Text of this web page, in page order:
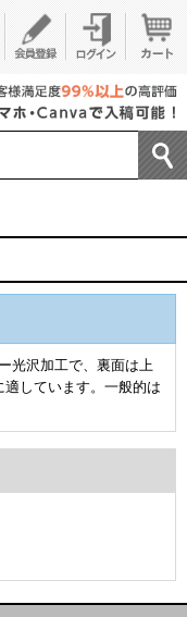
光沢加工で、裏面は上
しています。一般的は